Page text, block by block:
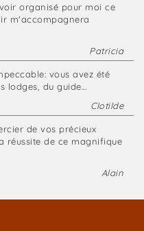
organisé pour moi ce
m'accompagnera
Patricia
vous avez été
lodges, du guide...
Clotilde
de vos précieux
réussite de ce magnifique
Alain